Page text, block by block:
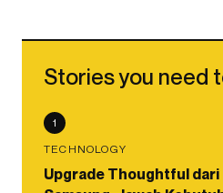
Stories you need
1
TECHNOLOGY
Upgrade Thoughtful dari